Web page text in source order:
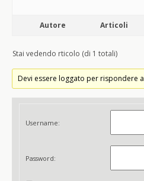
Autore Articoli
Stai vedendo rticolo (di 1 totali)
Devi essere loggato per rispondere
Username:
Password: